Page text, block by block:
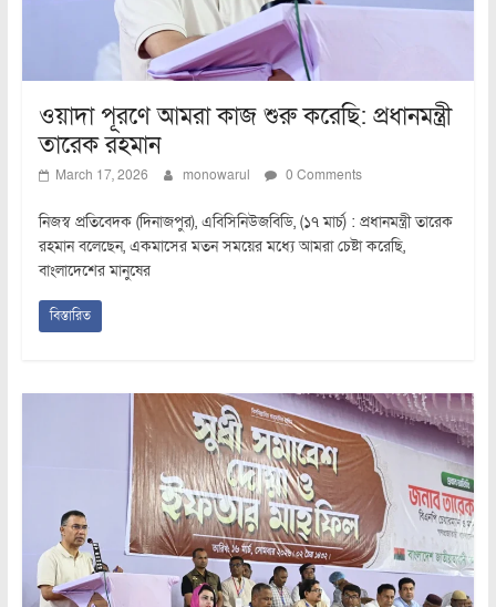
ওয়াদা পূরণে আমরা কাজ শুরু করেছি: প্রধানমন্ত্রী
তারেক রহমান
March 17, 2026 monowarul 0 Comments
নিজস্ব প্রতিবেদক (দিনাজপুর), এবিসিনিউজবিডি, (১৭ মার্চ) : প্রধানমন্ত্রী তারেক
রহমান বলেছেন, একমাসের মতন সময়ের মধ্যে আমরা চেষ্টা করেছি,
বাংলাদেশের মানুষের
বিস্তারিত